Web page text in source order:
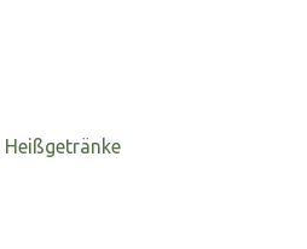
Heißgetränke